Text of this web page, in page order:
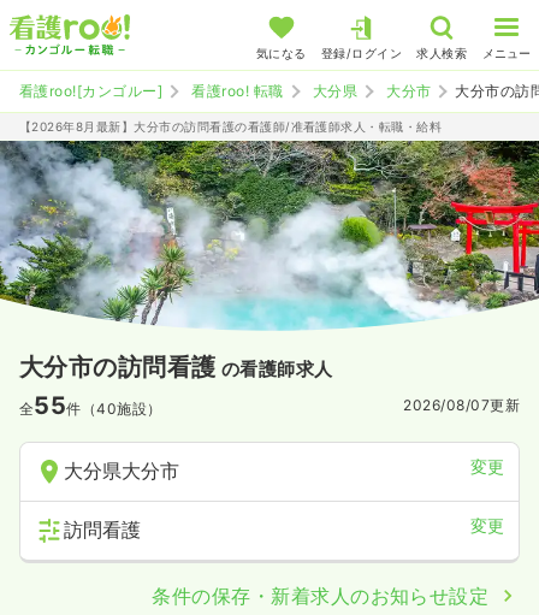
気になる 登録/ログイン 求人検索 メニュー
看護roo![カンゴルー] 看護roo! 転職 大分県 大分市 大分市の訪
【2026年8月最新】大分市の訪問看護の看護師/准看護師求人・転職・給料
大分市の訪問看護 の看護師求人
全55件（40施設） 2026/08/07更新
大分県大分市 変更
訪問看護 変更
条件の保存・新着求人のお知らせ設定